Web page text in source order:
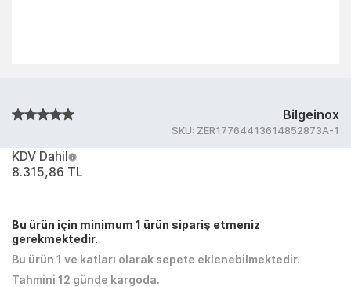
Bilgeinox
SKU: ZER17764413614852873A-1
KDV Dahil
8.315,86 TL
Bu ürün için minimum 1 ürün sipariş etmeniz
gerekmektedir.
Bu ürün 1 ve katları olarak sepete eklenebilmektedir.
Tahmini 12 günde kargoda.